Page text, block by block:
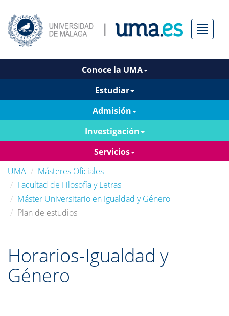
Menú
Conoce la UMA
Estudiar
Admisión
Investigación
Servicios
UMA
Másteres Oficiales
Facultad de Filosofía y Letras
Máster Universitario en Igualdad y Género
Plan de estudios
Horarios-Igualdad y
Género